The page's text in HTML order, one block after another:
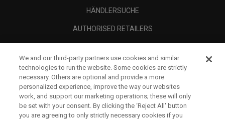
HÄNDLERSUCHE
AUTHORISED RETAILERS
UNTERNEHMENSPROFIL
RECHTLICHES-
We and our third-party partners use cookies and similar
technologies to run the website. Some cookies are strictly
necessary. Others are optional and provide a more
personalized experience, improve the way our websites
work, and support our marketing operations; these will only
be set with your consent. By clicking the ‘Reject All' button
you are agreeing to only strictly necessary cookies if you